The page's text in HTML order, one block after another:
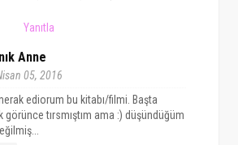
Yanıtla
Anne
05, 2016
ediorum bu kitabı/filmi. Başta
görünce tırsmıştım ama :) düşündüğüm